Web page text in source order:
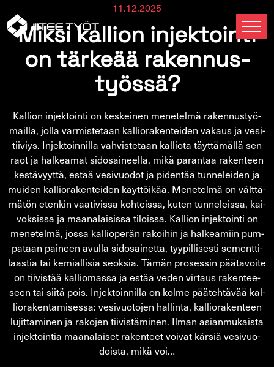
11.12.2025
Miksi kal­lion in­jek­toin­ti
on tär­ke­ää ra­ken­nus­
työs­sä?
Kal­lion in­jek­toin­ti on kes­kei­nen me­ne­tel­mä ra­ken­nus­työ­
mail­la, jolla var­mis­te­taan kal­lio­ra­ken­tei­den va­kaus ja ve­si­
tii­viys. In­jek­toin­nil­la vah­vis­te­taan kal­lio­ta täyt­tä­mäl­lä sen
raot ja hal­kea­mat si­do­sai­neel­la, mikä pa­ran­taa ra­ken­teen
kes­tä­vyyt­tä, estää ve­si­vuo­dot ja pi­den­tää tun­ne­lei­den ja
mui­den kal­lio­ra­ken­tei­den käyt­töi­kää. Me­ne­tel­mä on vält­tä­
mä­tön eten­kin vaa­ti­vis­sa koh­teis­sa, kuten tun­ne­leis­sa, kai­
vok­sis­sa ja maa­na­lai­sis­sa ti­lois­sa. Kal­lion in­jek­toin­ti on
me­ne­tel­mä, jossa kal­lio­pe­rän ra­koi­hin ja hal­kea­miin pum­
pa­taan pai­neen avul­la si­do­sai­net­ta, tyy­pil­li­ses­ti se­ment­ti­
laas­tia tai ke­mial­li­sia seok­sia. Tämän pro­ses­sin pää­ta­voi­te
on tii­vis­tää kal­lio­mas­sa ja estää veden vir­taus ra­ken­tee­
seen tai siitä pois. In­jek­toin­nil­la on kolme pää­teh­tä­vää kal­
lio­ra­ken­ta­mi­ses­sa: ve­si­vuo­to­jen hal­lin­ta, kal­lio­ra­ken­teen
lu­jit­ta­mi­nen ja ra­ko­jen tii­vis­tä­mi­nen. Ilman asian­mu­kais­ta
in­jek­toin­tia maa­na­lai­set ra­ken­teet voi­vat kär­siä ve­si­vuo­
dois­ta, mikä voi…